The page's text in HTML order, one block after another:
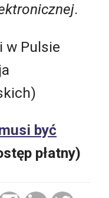
.
w Pulsie
być
płatny)